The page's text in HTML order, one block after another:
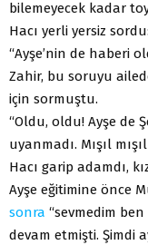
bilemeyecek kadar
Hacı yerli yersiz sordu:
“Ayşe’nin de haberi
Zahir, bu soruyu
için sormuştu.
“Oldu, oldu! Ayşe de
uyanmadı. Mışıl
Hacı garip adamdı,
Ayşe eğitimine önce
sonra “sevmedim
devam etmişti. Şimdi